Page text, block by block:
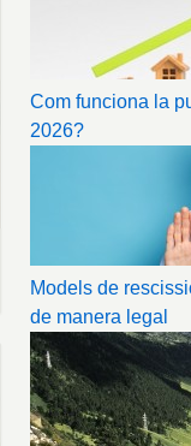
Com funciona la
2026?
Models de
de manera legal